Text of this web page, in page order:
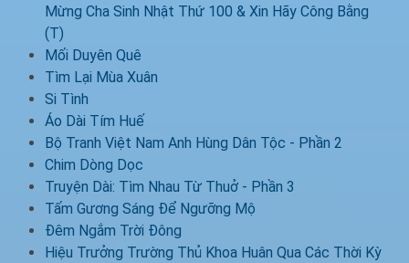
Mừng Cha Sinh Nhật Thứ 100 & Xin Hãy Công Bằng
(T)
Mối Duyên Quê
Tìm Lại Mùa Xuân
Si Tình
Áo Dài Tím Huế
Bộ Tranh Việt Nam Anh Hùng Dân Tộc - Phần 2
Chim Dòng Dọc
Truyện Dài: Tìm Nhau Từ Thuở - Phần 3
Tấm Gương Sáng Để Ngưỡng Mộ
Đêm Ngắm Trời Đông
Hiệu Trưởng Trường Thủ Khoa Huân Qua Các Thời Kỳ